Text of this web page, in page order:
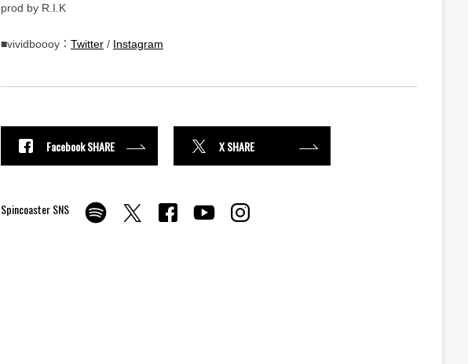
prod by R.I.K
■vividboooy： Twitter / Instagram
Facebook SHARE X SHARE
Spincoaster SNS